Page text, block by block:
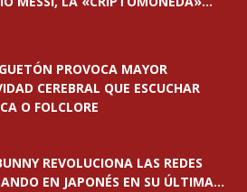
PROVOCA MAYOR
CEREBRAL QUE ESCUCHAR
O FOLCLORE
REVOLUCIONA LAS REDES
EN JAPONÉS EN SU ÚLTIMA...